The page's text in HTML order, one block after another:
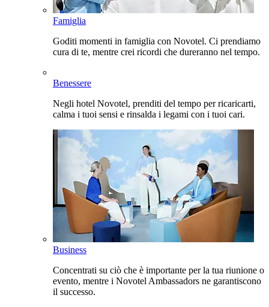
Famiglia
Goditi momenti in famiglia con Novotel. Ci prendiamo
cura di te, mentre crei ricordi che dureranno nel tempo.
Benessere
Negli hotel Novotel, prenditi del tempo per ricaricarti,
calma i tuoi sensi e rinsalda i legami con i tuoi cari.
Business
Concentrati su ciò che è importante per la tua riunione o
evento, mentre i Novotel Ambassadors ne garantiscono
il successo.